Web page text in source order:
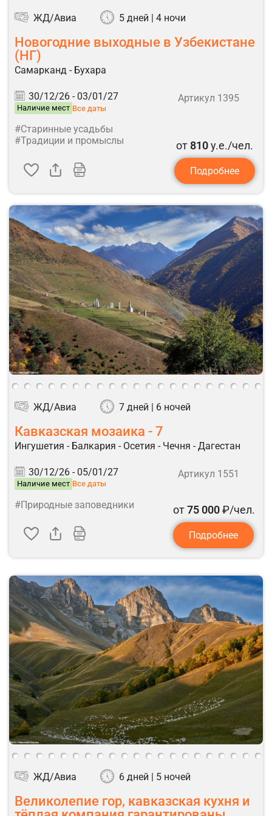
ЖД/Авиа 5 дней | 4 ночи
Новогодние выходные в Узбекистане
(НГ)
Самарканд - Бухара
30/12/26 - 03/01/27
Наличие мест Все даты
Артикул 1395
#Старинные усадьбы
#Традиции и промыслы
от 810у.е./чел.
Подробнее
ЖД/Авиа 7 дней | 6 ночей
Кавказская мозаика - 7
Ингушетия - Балкария - Осетия - Чечня - Дагестан
30/12/26 - 05/01/27
Наличие мест Все даты
Артикул 1551
#Природные заповедники от75 000₽/чел.
Подробнее
ЖД/Авиа 6 дней | 5 ночей
Великолепие гор, кавказская кухня и